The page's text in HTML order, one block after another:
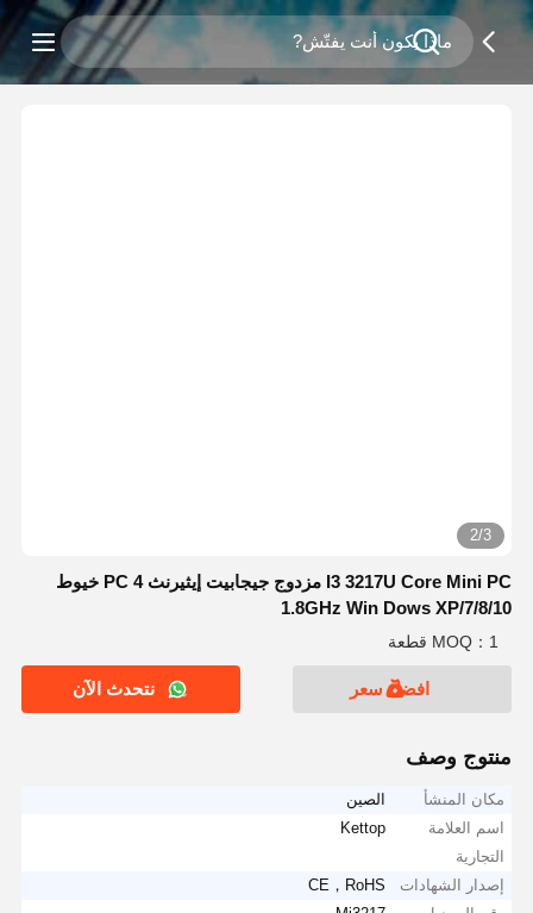
2/3
I3 3217U Core Mini PC مزدوج جيجابيت إيثيرنث PC 4 خيوط
1.8GHz Win Dows XP/7/8/10
MOQ：1 قطعة
افضل سعر نتحدث الآن
منتوج وصف
مكان المنشأ
الصين
اسم العلامة
التجارية
Kettop
إصدار الشهادات
CE，RoHS